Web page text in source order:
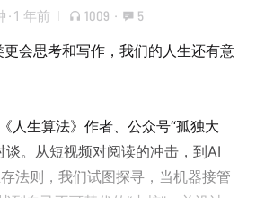
· 1 年前 1009 · 5
会思考和写作，我们的人生还有意
人生算法》作者、公众号“孤独大
谈。从短视频对阅读的冲击，到AI
法则，我们试图探寻，当机器接管